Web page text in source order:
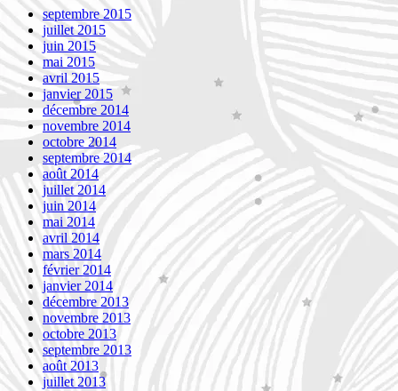
septembre 2015
juillet 2015
juin 2015
mai 2015
avril 2015
janvier 2015
décembre 2014
novembre 2014
octobre 2014
septembre 2014
août 2014
juillet 2014
juin 2014
mai 2014
avril 2014
mars 2014
février 2014
janvier 2014
décembre 2013
novembre 2013
octobre 2013
septembre 2013
août 2013
juillet 2013